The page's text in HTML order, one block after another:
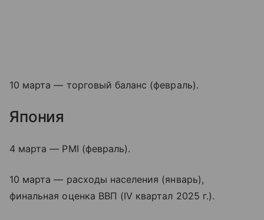
10 марта — торговый баланс (февраль).
Япония
4 марта — PMI (февраль).
10 марта — расходы населения (январь),
финальная оценка ВВП (IV квартал 2025 г.).